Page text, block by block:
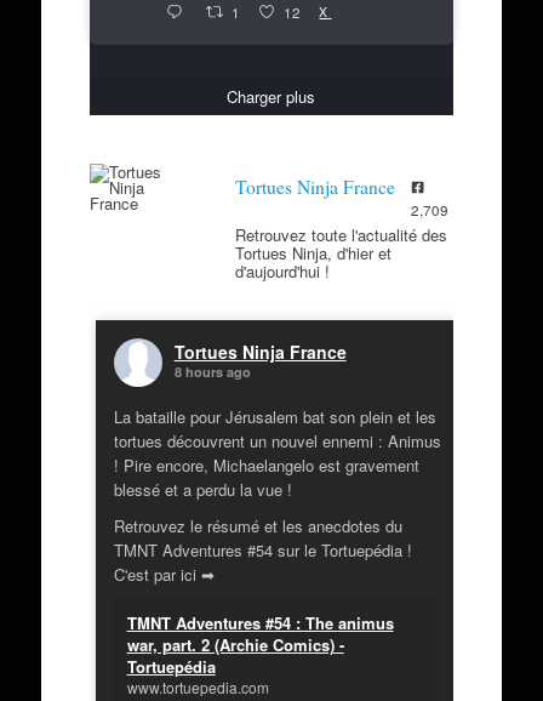
1 12 X
Charger plus
Tortues Ninja France
2,709
Retrouvez toute l'actualité des
Tortues Ninja, d'hier et
d'aujourd'hui !
Tortues Ninja France
8 hours ago
La bataille pour Jérusalem bat son plein et les
tortues découvrent un nouvel ennemi : Animus
! Pire encore, Michaelangelo est gravement
blessé et a perdu la vue !
Retrouvez le résumé et les anecdotes du
TMNT Adventures #54 sur le Tortuepédia !
C'est par ici ➡
TMNT Adventures #54 : The animus
war, part. 2 (Archie Comics) -
Tortuepédia
www.tortuepedia.com